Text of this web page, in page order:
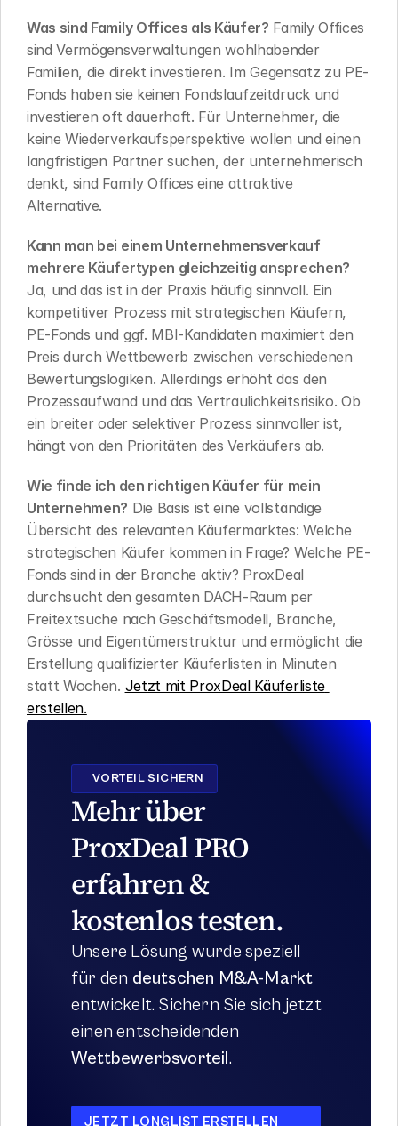
Was sind Family Offices als Käufer? Family Offices
sind Vermögensverwaltungen wohlhabender
Familien, die direkt investieren. Im Gegensatz zu PE-
Fonds haben sie keinen Fondslaufzeitdruck und
investieren oft dauerhaft. Für Unternehmer, die
keine Wiederverkaufsperspektive wollen und einen
langfristigen Partner suchen, der unternehmerisch
denkt, sind Family Offices eine attraktive
Alternative.
Kann man bei einem Unternehmensverkauf
mehrere Käufertypen gleichzeitig ansprechen?
Ja, und das ist in der Praxis häufig sinnvoll. Ein
kompetitiver Prozess mit strategischen Käufern,
PE-Fonds und ggf. MBI-Kandidaten maximiert den
Preis durch Wettbewerb zwischen verschiedenen
Bewertungslogiken. Allerdings erhöht das den
Prozessaufwand und das Vertraulichkeitsrisiko. Ob
ein breiter oder selektiver Prozess sinnvoller ist,
hängt von den Prioritäten des Verkäufers ab.
Wie finde ich den richtigen Käufer für mein
Unternehmen? Die Basis ist eine vollständige
Übersicht des relevanten Käufermarktes: Welche
strategischen Käufer kommen in Frage? Welche PE-
Fonds sind in der Branche aktiv? ProxDeal
durchsucht den gesamten DACH-Raum per
Freitextsuche nach Geschäftsmodell, Branche,
Grösse und Eigentümerstruktur und ermöglicht die
Erstellung qualifizierter Käuferlisten in Minuten
statt Wochen. Jetzt mit ProxDeal Käuferliste
erstellen.
VORTEIL SICHERN
Mehr über
ProxDeal PRO
erfahren &
kostenlos testen.
Unsere Lösung wurde speziell
für den deutschen M&A-Markt
entwickelt. Sichern Sie sich jetzt
Wettbewerbsvorteil.
JETZT LONGLIST ERSTELLEN